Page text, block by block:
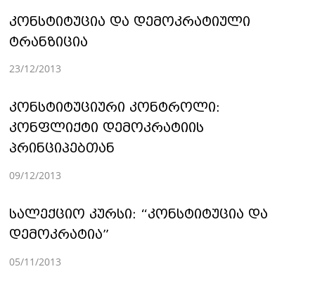
კონსტიტუცია და დემოკრატიული
ტრანზიცია
23/12/2013
კონსტიტუციური კონტროლი:
კონფლიქტი დემოკრატიის
პრინციპებთან
09/12/2013
სალექციო კურსი: “კონსტიტუცია და
დემოკრატია”
05/11/2013